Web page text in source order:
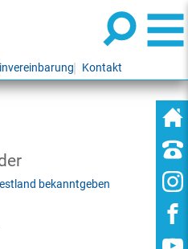
Kontakt
bekanntgeben